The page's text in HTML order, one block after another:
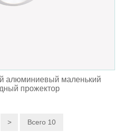
алюминиевый маленький
прожектор
> Всего 10